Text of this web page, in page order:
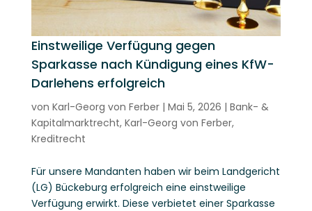
Einstweilige Verfügung gegen
Sparkasse nach Kündigung eines KfW-
Darlehens erfolgreich
von Karl-Georg von Ferber| Mai 5, 2026 | Bank- &
Kapitalmarktrecht, Karl-Georg von Ferber,
Kreditrecht
Für unsere Mandanten haben wir beim Landgericht
(LG) Bückeburg erfolgreich eine einstweilige
Verfügung erwirkt. Diese verbietet einer Sparkasse